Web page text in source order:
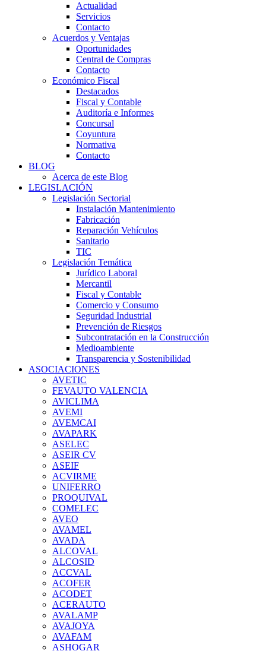
Actualidad
Servicios
Contacto
Acuerdos y Ventajas
Oportunidades
Central de Compras
Contacto
Económico Fiscal
Destacados
Fiscal y Contable
Auditoría e Informes
Concursal
Coyuntura
Normativa
Contacto
BLOG
Acerca de este Blog
LEGISLACIÓN
Legislación Sectorial
Instalación Mantenimiento
Fabricación
Reparación Vehículos
Sanitario
TIC
Legislación Temática
Jurídico Laboral
Mercantil
Fiscal y Contable
Comercio y Consumo
Seguridad Industrial
Prevención de Riesgos
Subcontratación en la Construcción
Medioambiente
Transparencia y Sostenibilidad
ASOCIACIONES
AVETIC
FEVAUTO VALENCIA
AVICLIMA
AVEMI
AVEMCAI
AVAPARK
ASELEC
ASEIR CV
ASEIF
ACVIRME
UNIFERRO
PROQUIVAL
COMELEC
AVEO
AVAMEL
AVADA
ALCOVAL
ALCOSID
ACCVAL
ACOFER
ACODET
ACERAUTO
AVALAMP
AVAJOYA
AVAFAM
ASHOGAR